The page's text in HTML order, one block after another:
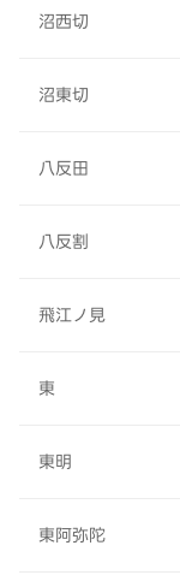
沼西切
沼東切
八反田
八反割
飛江ノ見
東
東明
東阿弥陀